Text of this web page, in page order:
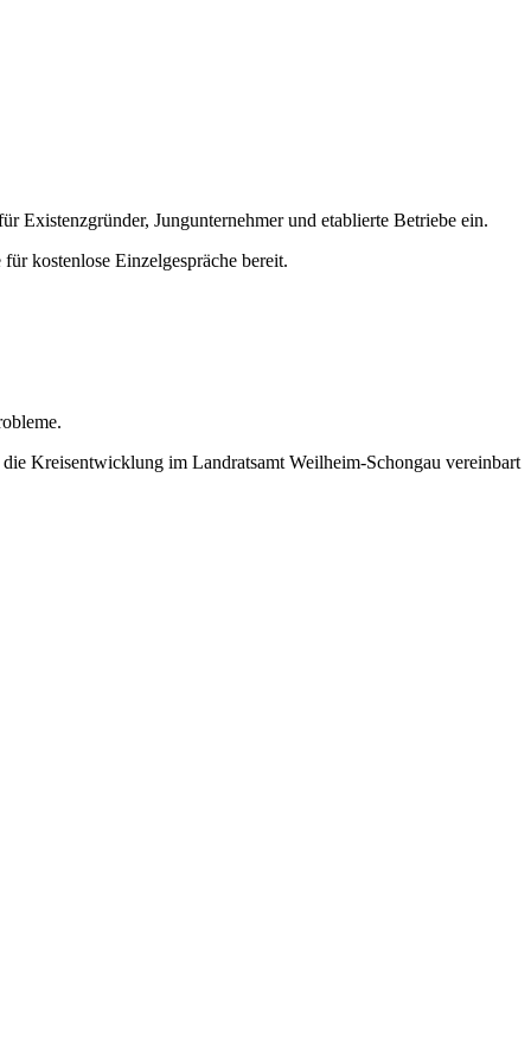
Existenzgründer, Jungunternehmer und etablierte Betriebe ein.
kostenlose Einzelgespräche bereit.
Kreisentwicklung im Landratsamt Weilheim-Schongau vereinbart